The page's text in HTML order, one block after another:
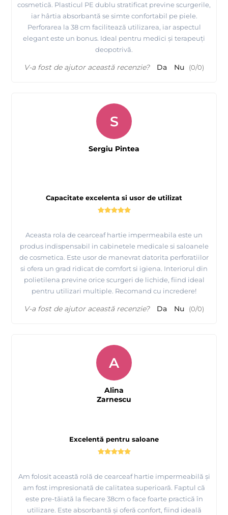
cosmetică. Plasticul PE dublu stratificat previne scurgerile,
iar hârtia absorbantă se simte confortabil pe piele.
Perforarea la 38 cm facilitează utilizarea, iar aspectul
elegant este un bonus. Ideal pentru medici și terapeuți
deopotrivă.
V-a fost de ajutor această recenzie? Da Nu (0/0)
Capacitate excelenta si usor de utilizat
Aceasta rola de cearceaf hartie impermeabila este un
produs indispensabil in cabinetele medicale si saloanele
de cosmetica. Este usor de manevrat datorita perforatiilor
si ofera un grad ridicat de comfort si igiena. Interiorul din
polietilena previne orice scurgeri de lichide, fiind ideal
pentru utilizari multiple. Recomand cu incredere!
S
Sergiu Pintea
V-a fost de ajutor această recenzie? Da Nu (0/0)
Excelentă pentru saloane
Am folosit această rolă de cearceaf hartie impermeabilă și
am fost impresionată de calitatea superioară. Faptul că
este pre-tăiată la fiecare 38cm o face foarte practică în
utilizare. Este absorbantă și oferă confort, fiind ideală
A
Alina
Zarnescu